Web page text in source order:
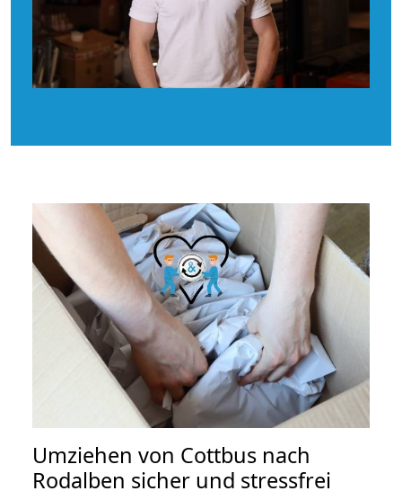
Umziehen von Cottbus nach
Rodalben sicher und stressfrei